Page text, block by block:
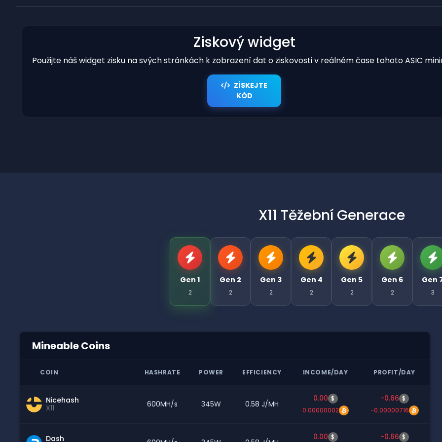
Ziskový widget
Použijte náš widget zisku na svých stránkách k zobrazení dat o ziskovosti v reálném čase tohoto ASIC
ZÍSKEJTE
KÓD
X11 Těžební Generace
Gen 1
2
Gen 2
2
Gen 3
2
Gen 4
2
Gen 5
2
Gen 6
2
Gen
3
Mineable Coins
COIN HASHRATE POWER EFFICIENCY INCOME/DAY PROFIT/DAY
Nicehash
X11
600MH/s 345W 0.58 J/MH
0.00 $
0.00000002
-0.66 $
-0.00000716
Dash
0.00 $ -0.66 $